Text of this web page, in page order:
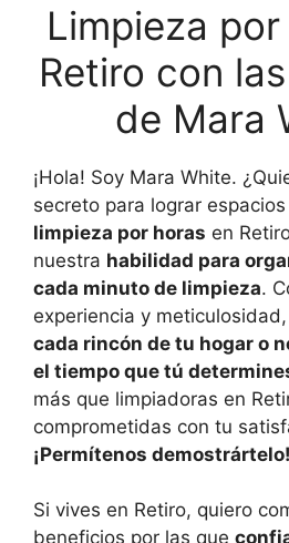
Limpieza
Retiro con
de Mara
¡Hola! Soy Mara White.
secreto para lograr
limpieza por horas en
nuestra habilidad para
cada minuto de limpieza.
experiencia y
cada rincón de tu hogar o
el tiempo que tú
más que limpiadoras en
comprometidas con tu
¡Permítenos demostrártelo!
Si vives en Retiro, quiero
beneficios por las que